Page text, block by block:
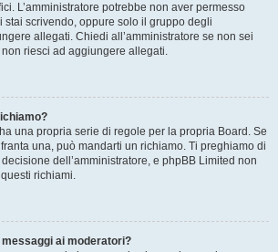
L’amministratore potrebbe non aver permesso
stai scrivendo, oppure solo il gruppo degli
allegati. Chiedi all’amministratore se non sei
riesci ad aggiungere allegati.
una propria serie di regole per la propria Board. Se
una, può mandarti un richiamo. Ti preghiamo di
dell’amministratore, e phpBB Limited non
richiami.
ai moderatori?